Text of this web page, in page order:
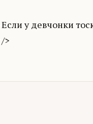
у девчонки